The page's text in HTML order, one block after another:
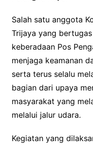
Salah satu anggota
Trijaya yang
keberadaan Pos
menjaga keamanan
serta terus selalu
bagian dari upaya
masyarakat yang
melalui jalur udara.
Kegiatan yang